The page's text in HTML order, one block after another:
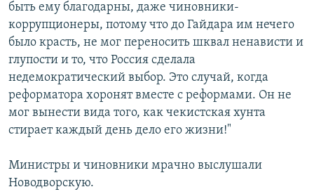
быть ему благодарны, даже чиновники-
коррупционеры, потому что до Гайдара им нечего
было красть, не мог переносить шквал ненависти и
глупости и то, что Россия сделала
недемократический выбор. Это случай, когда
реформатора хоронят вместе с реформами. Он не
мог вынести вида того, как чекистская хунта
стирает каждый день дело его жизни!"
Министры и чиновники мрачно выслушали
Новодворскую.